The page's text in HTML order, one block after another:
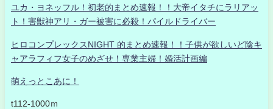
ユカ・ヨネッフル！初老的まとめ速報！！大帝イタチにラリアッ
ト！害獣神アリ・ガー被害に必殺！パイルドライバー
ヒロコンプレックスNIGHT 的まとめ速報！！子供が欲しいど陰キ
ャアラフィフ女子のめざせ！専業主婦！婚活計画編
萌えっとこあに！
t112-1000ｍ